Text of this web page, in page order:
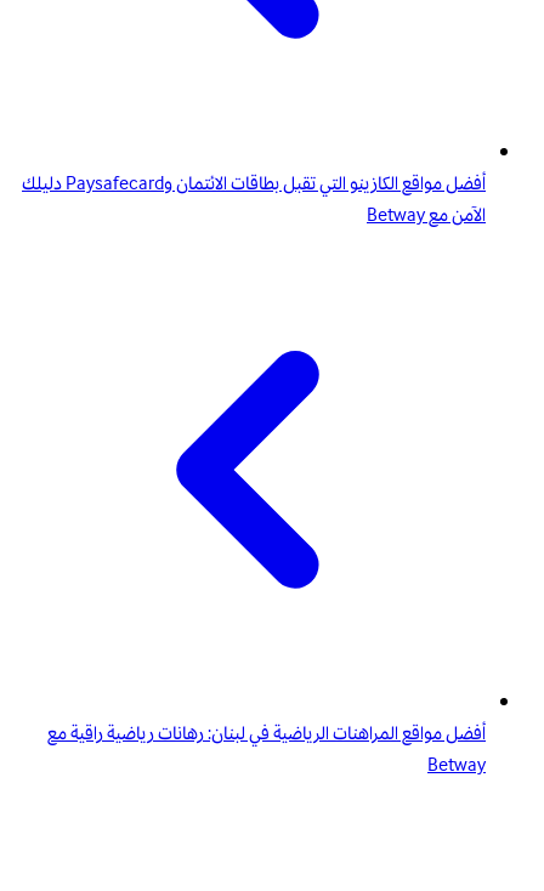
أفضل مواقع الكازينو التي تقبل بطاقات الائتمان وPaysafecard دليلك
الآمن مع Betway
أفضل مواقع المراهنات الرياضية في لبنان: رهانات رياضية راقية مع
Betway